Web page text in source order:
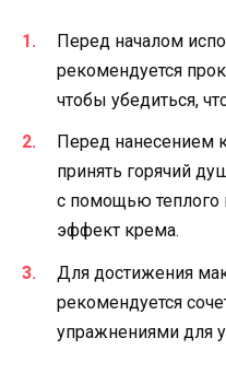
Перед началом
рекомендуется
чтобы убедиться,
Перед нанесением
принять горячий
с помощью теплого
эффект крема.
Для достижения
рекомендуется
упражнениями для